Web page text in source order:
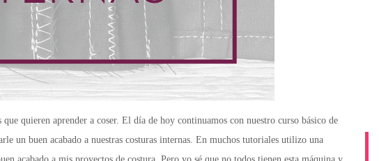
quieren aprender a coser. El día de hoy continuamos con nuestro curso básico de
un buen acabado a nuestras costuras internas. En muchos tutoriales utilizo una